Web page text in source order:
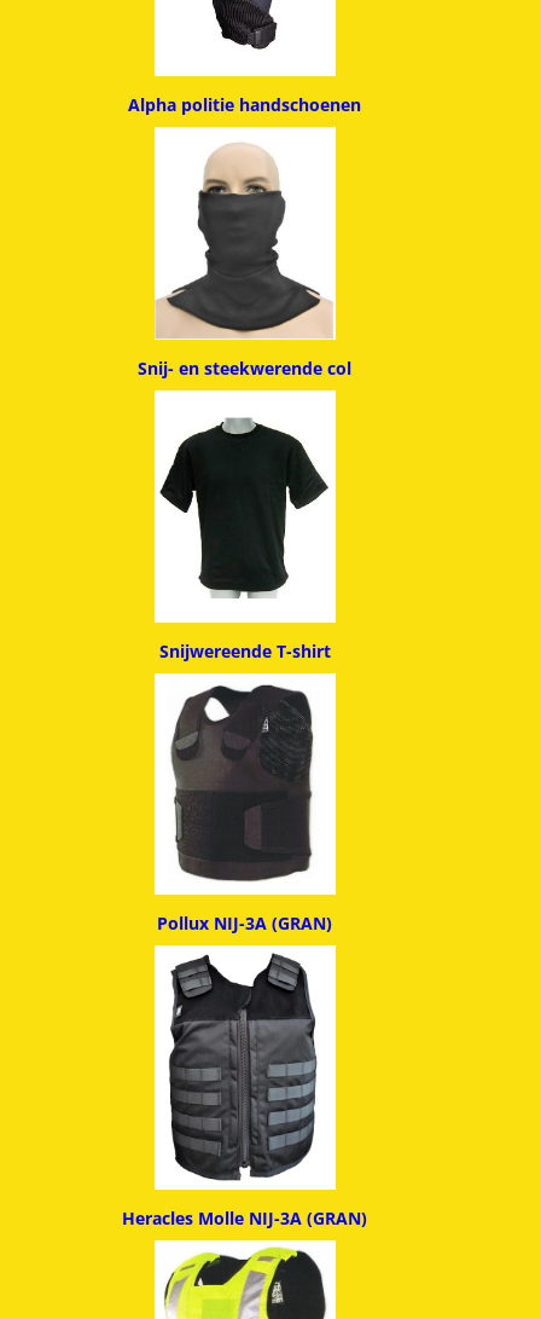
Alpha politie handschoenen
Snij- en steekwerende col
Snijwereende T-shirt
Pollux NIJ-3A (GRAN)
Heracles Molle NIJ-3A (GRAN)